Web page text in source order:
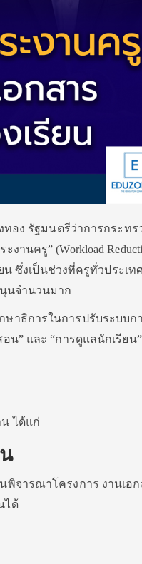
อง รัฐมนตรีว่าการกระทร
นครู” (Workload
น ซึ่งเป็นช่วงที่ครูทั่วประเท
นจำนวนมาก
าธิการในการปรับระบบก
” และ “การดูแลนักเรียน
ได้แก่
จารณาโครงการ งานเอก
ได้